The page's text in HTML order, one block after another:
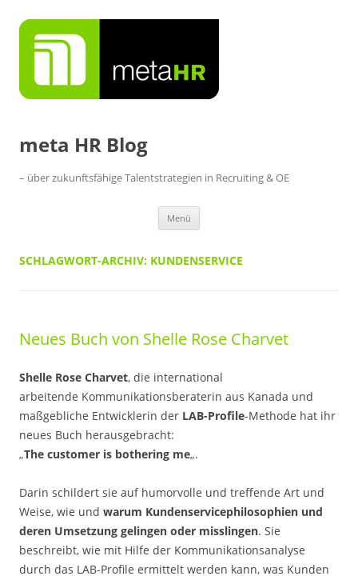
Inhalt
springen
meta HR Blog
– über zukunftsfähige Talentstrategien in Recruiting & OE
Menü
SCHLAGWORT-ARCHIV: KUNDENSERVICE
Neues Buch von Shelle Rose Charvet
Shelle Rose Charvet, die international
arbeitende Kommunikationsberaterin aus Kanada und
maßgebliche Entwicklerin der LAB-Profile-Methode hat ihr
neues Buch herausgebracht:
„The customer is bothering me„.
Darin schildert sie auf humorvolle und treffende Art und
Weise, wie und warum Kundenservicephilosophien und
deren Umsetzung gelingen oder misslingen. Sie
beschreibt, wie mit Hilfe der Kommunikationsanalyse
durch das LAB-Profile ermittelt werden kann, was Kunden